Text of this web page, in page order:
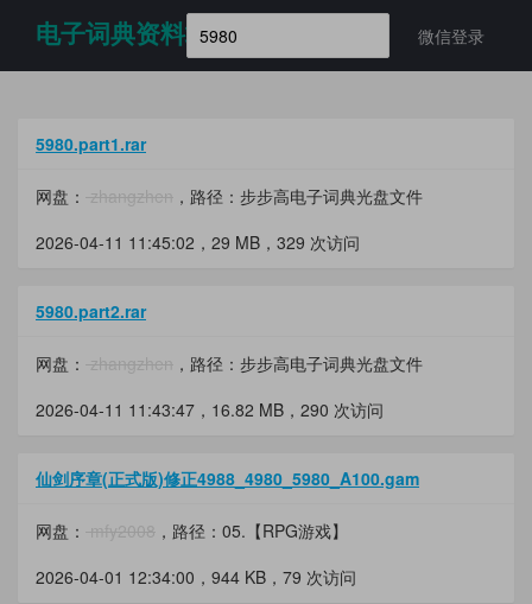
电子词典资料站 微信登录
5980.part1.rar
网盘： zhangzhen ，路径：步步高电子词典光盘文件
2026-04-11 11:45:02， 29 MB ，329 次访问
5980.part2.rar
网盘： zhangzhen ，路径：步步高电子词典光盘文件
2026-04-11 11:43:47， 16.82 MB ，290 次访问
仙剑序章(正式版)修正4988_4980_5980_A100.gam
网盘： mfy2008 ，路径：05.【RPG游戏】
2026-04-01 12:34:00， 944 KB ，79 次访问